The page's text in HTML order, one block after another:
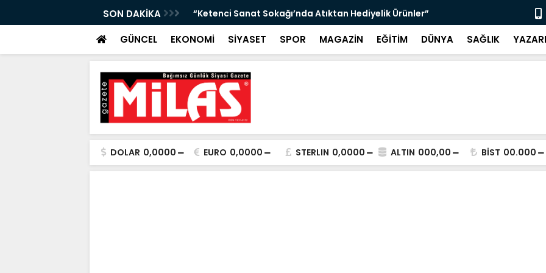
SON DAKİKA
Atıktan Hediyelik Ürünler” “Yaya Güvenliği İçin Zabıta Denetimleri Devam Ediyor” "Bir
GÜNCEL EKONOMİ SİYASET SPOR MAGAZİN EĞİTİM DÜNYA SAĞLIK
DOLAR 0,0000 EURO 0,0000 STERLIN 0,0000 ALTIN 000,00 BİST 00.000